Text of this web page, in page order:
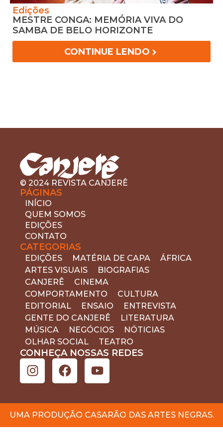
Edições
MESTRE CONGA: MEMÓRIA VIVA DO
SAMBA DE BELO HORIZONTE
CONTINUE LENDO
© 2024 REVISTA CANJERÊ
PÁGINAS
INÍCIO
QUEM SOMOS
EDIÇÕES
CONTATO
CATEGORIAS
EDIÇÕES MATÉRIA DE CAPA
ÁFRICA
ARTES VISUAIS
BIOGRAFIAS
CANJERÊ
CINEMA
COMPORTAMENTO
CULTURA
EDITORIAL
ENSAIO
ENTREVISTA
GENTE DO CANJERÊ
LITERATURA
MÚSICA
NEGÓCIOS
NÓTICIAS
OLHAR SOCIAL
TEATRO
CONHEÇA NOSSAS REDES
UMA PRODUÇÃO CASARÃO DAS ARTES NEGRAS.